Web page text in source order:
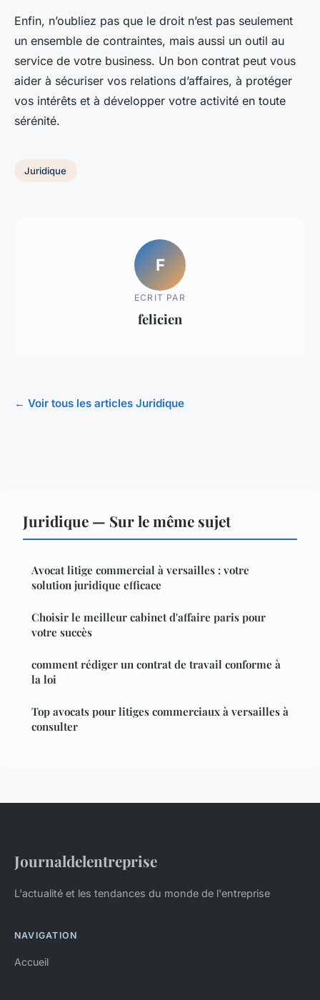
Enfin, n’oubliez pas que le droit n’est pas seulement
un ensemble de contraintes, mais aussi un outil au
service de votre business. Un bon contrat peut vous
aider à sécuriser vos relations d’affaires, à protéger
vos intérêts et à développer votre activité en toute
sérénité.
Juridique
F
ECRIT PAR
felicien
← Voir tous les articles Juridique
Juridique — Sur le même sujet
Avocat litige commercial à versailles : votre
solution juridique efficace
Choisir le meilleur cabinet d'affaire paris pour
votre succès
comment rédiger un contrat de travail conforme à
la loi
Top avocats pour litiges commerciaux à versailles à
consulter
Journaldelentreprise
L'actualité et les tendances du monde de l'entreprise
NAVIGATION
Accueil